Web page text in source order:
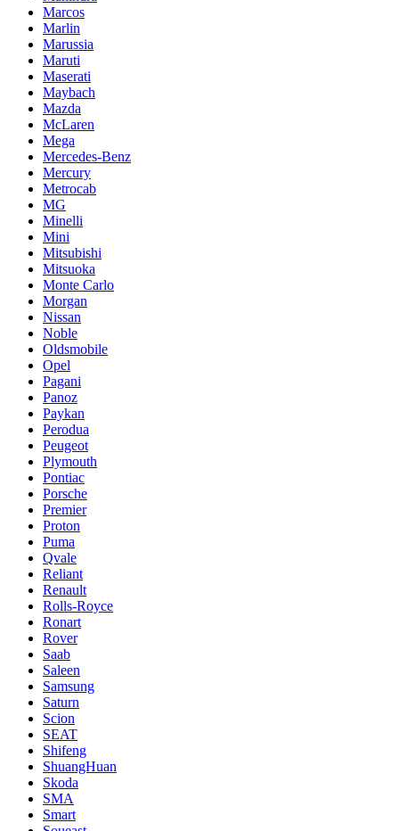
Marcos
Marlin
Marussia
Maruti
Maserati
Maybach
Mazda
McLaren
Mega
Mercedes-Benz
Mercury
Metrocab
MG
Minelli
Mini
Mitsubishi
Mitsuoka
Monte Carlo
Morgan
Nissan
Noble
Oldsmobile
Opel
Pagani
Panoz
Paykan
Perodua
Peugeot
Plymouth
Pontiac
Porsche
Premier
Proton
Puma
Qvale
Reliant
Renault
Rolls-Royce
Ronart
Rover
Saab
Saleen
Samsung
Saturn
Scion
SEAT
Shifeng
ShuangHuan
Skoda
SMA
Smart